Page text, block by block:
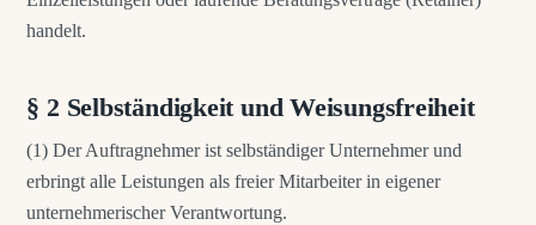
handelt.
§ 2 Selbständigkeit und Weisungsfreiheit
(1) Der Auftragnehmer ist selbständiger Unternehmer und
erbringt alle Leistungen als freier Mitarbeiter in eigener
unternehmerischer Verantwortung.